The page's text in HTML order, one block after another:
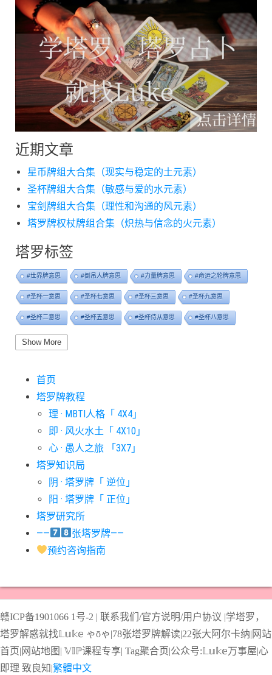
近期文章
星币牌组大合集（现实与稳定的土元素）
圣杯牌组大合集（敏感与爱的水元素）
宝剑牌组大合集（理性和沟通的风元素）
塔罗牌权杖牌组合集（炽热与信念的火元素）
塔罗标签
#世界牌意思 #倒吊人牌意思 #力量牌意思 #命运之轮牌意思
#圣杯一意思 #圣杯七意思 #圣杯三意思 #圣杯九意思
#圣杯二意思 #圣杯五意思 #圣杯侍从意思 #圣杯八意思
#圣杯六意思
#宝剑七意思
#宝剑五意思 #宝剑侍从意思
#宝剑十意思 #宝剑四意思 #宝剑国王意思
#愚人牌意思 #战车牌意思
#星币七意思 #星币三意思
#星币五意思 #星币侍从意思
#星币骑士意思 #星星牌意思
#权杖五意思 #权杖侍从意思 #权杖八意思 #权杖六意思
#权杖骑士意思 #死神牌意思 #皇后牌意思
#皇帝牌意思 #节制牌意思 #隐士牌意思 #高塔牌意思
#魔术师意思 圣杯骑士意思
Show More
首页
塔罗牌教程
理 · MBTI人格「 4X4」
即 · 风火水土「 4X10」
心 · 愚人之旅 「3X7」
塔罗知识局
阴 · 塔罗牌「 逆位」
阳 · 塔罗牌「 正位」
塔罗研究所
——
张塔罗牌——
预约咨询指南
赣ICP备1901066 1号-2 | 联系我们/官方说明/用户协议 |学塔罗，
塔罗解惑就找𝕃𝕦𝕜𝕖 ゃōゃ|78张塔罗牌解读|22张大阿尔卡纳| 网站
首页| 网站地图 | 𝕍𝕀ℙ课程专享| Tag聚合页|公众号:𝕃𝕦𝕜𝕖万事屋|心
即理 致良知|繁體中文